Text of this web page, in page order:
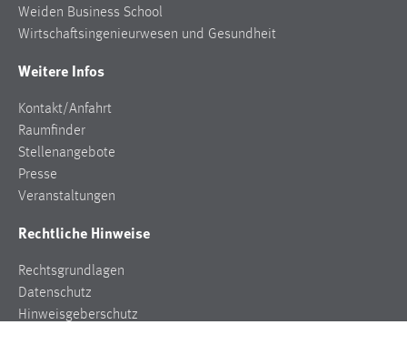
Weiden Business School
Wirtschaftsingenieurwesen und Gesundheit
Weitere Infos
Kontakt/Anfahrt
Raumfinder
Stellenangebote
Presse
Veranstaltungen
Rechtliche Hinweise
Rechtsgrundlagen
Datenschutz
Hinweisgeberschutz